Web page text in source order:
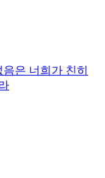
은 너희가 친히